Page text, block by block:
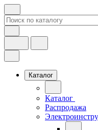
Каталог
Каталог
Распродажа